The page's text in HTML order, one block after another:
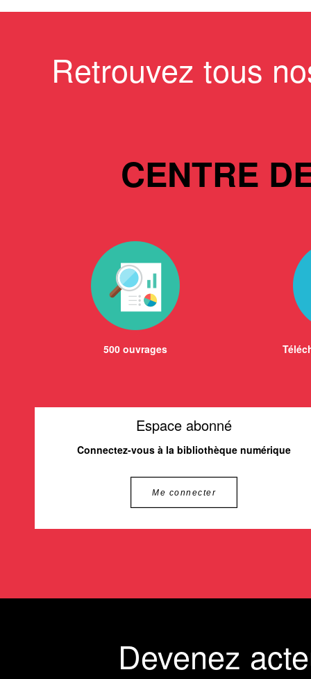
Retrouvez tous
CENTRE
500 ouvrages
Espace abonné
Connectez-vous à la bibliothèque numérique
Me connecter
Devenez